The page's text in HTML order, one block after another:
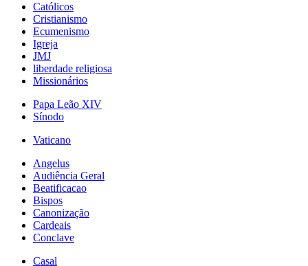
Católicos
Cristianismo
Ecumenismo
Igreja
JMJ
liberdade religiosa
Missionários
Papa Leão XIV
Sínodo
Vaticano
Angelus
Audiência Geral
Beatificacao
Bispos
Canonização
Cardeais
Conclave
Casal